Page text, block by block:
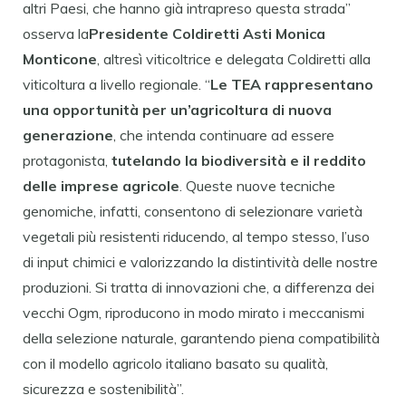
altri Paesi, che hanno già intrapreso questa strada”
osserva laPresidente Coldiretti Asti Monica
Monticone, altresì viticoltrice e delegata Coldiretti alla
viticoltura a livello regionale. “Le TEA rappresentano
una opportunità per un’agricoltura di nuova
generazione, che intenda continuare ad essere
protagonista, tutelando la biodiversità e il reddito
delle imprese agricole. Queste nuove tecniche
genomiche, infatti, consentono di selezionare varietà
vegetali più resistenti riducendo, al tempo stesso, l’uso
di input chimici e valorizzando la distintività delle nostre
produzioni. Si tratta di innovazioni che, a differenza dei
vecchi Ogm, riproducono in modo mirato i meccanismi
della selezione naturale, garantendo piena compatibilità
con il modello agricolo italiano basato su qualità,
sicurezza e sostenibilità”.